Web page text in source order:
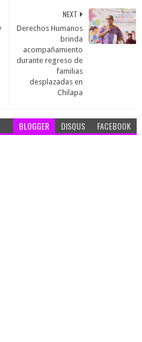
NEXT
Derechos Humanos
brinda
acompañamiento
durante regreso de
familias
desplazadas en
Chilapa
BLOGGER DISQUS FACEBOOK